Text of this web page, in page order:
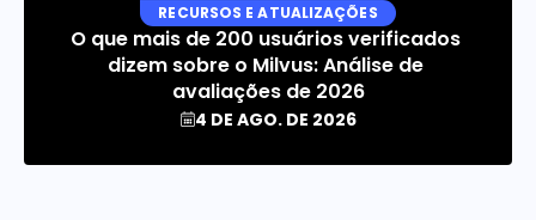
RECURSOS E ATUALIZAÇÕES
O que mais de 200 usuários verificados
dizem sobre o Milvus: Análise de
avaliações de 2026
4 DE AGO. DE 2026